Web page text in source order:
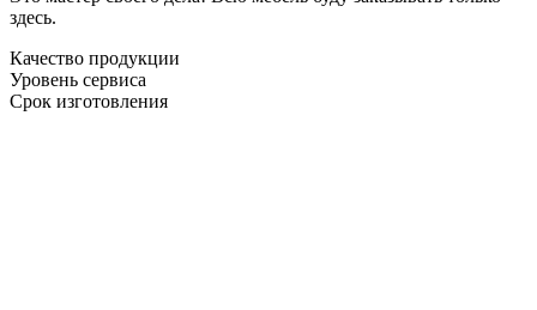
здесь.
Качество продукции
Уровень сервиса
Срок изготовления